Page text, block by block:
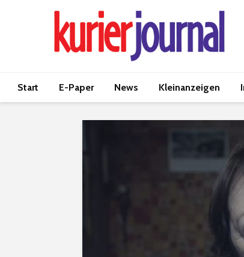
Start E-Paper News Kleinanzeigen